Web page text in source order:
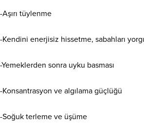
-Aşırı tüylenme
-Kendini enerjisiz hissetme, sabahları
-Yemeklerden sonra uyku basması
-Konsantrasyon ve algılama güçlüğü
-Soğuk terleme ve üşüme